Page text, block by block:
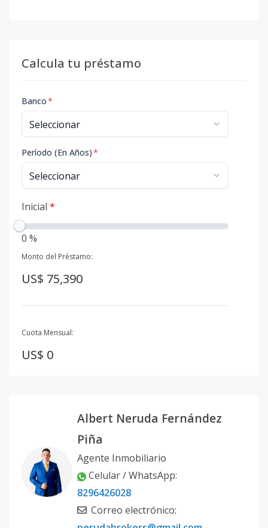
Calcula tu préstamo
Banco*
Período (En Años)*
Inicial *
0 %
Monto del Préstamo:
US$ 75,390
Cuota Mensual:
US$ 0
Albert Neruda Fernández
Piña
Agente Inmobiliario
Celular / WhatsApp:
8296426028
Correo electrónico: